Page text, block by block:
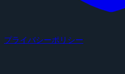
プライバシーポリシー